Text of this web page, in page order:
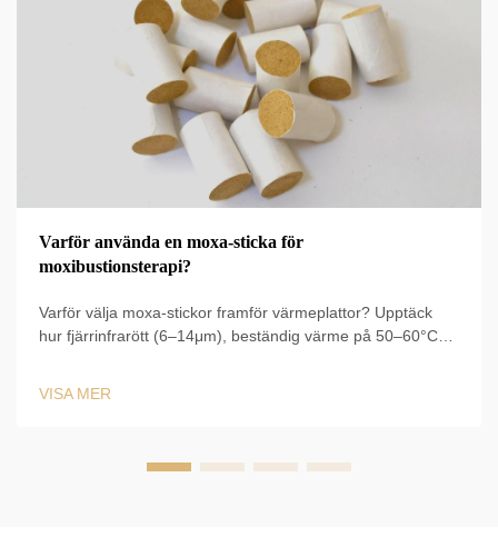
Varför använda en moxa-sticka för
moxibustionsterapi?
Varför välja moxa-stickor framför värmeplattor? Upptäck
hur fjärrinfrarött (6–14μm), beständig värme på 50–60°C
VISA MER